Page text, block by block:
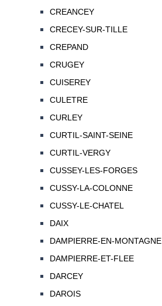
CREANCEY
CRECEY-SUR-TILLE
CREPAND
CRUGEY
CUISEREY
CULETRE
CURLEY
CURTIL-SAINT-SEINE
CURTIL-VERGY
CUSSEY-LES-FORGES
CUSSY-LA-COLONNE
CUSSY-LE-CHATEL
DAIX
DAMPIERRE-EN-MONTAGNE
DAMPIERRE-ET-FLEE
DARCEY
DAROIS